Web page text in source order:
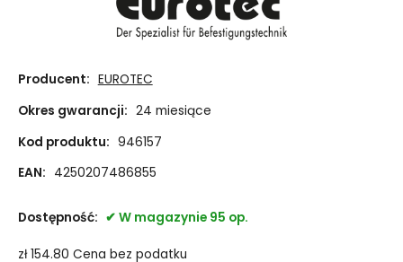
Producent: EUROTEC
Okres gwarancji: 24 miesiące
Kod produktu: 946157
EAN: 4250207486855
Dostępność: W magazynie 95 op.
zł154.80 Cena bez podatku